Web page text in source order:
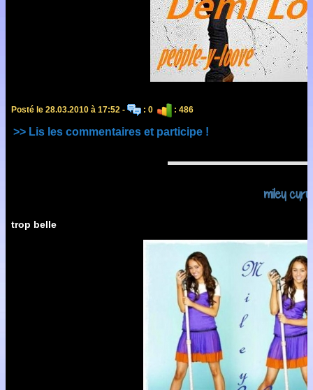
Posté le 28.03.2010 à 17:52 - : 0 : 486
>> Lis les commentaires et participe !
miley
trop belle